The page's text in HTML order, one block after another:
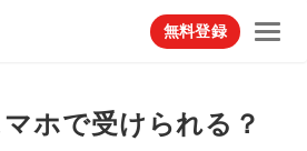
無料登録
ホで受けられる？